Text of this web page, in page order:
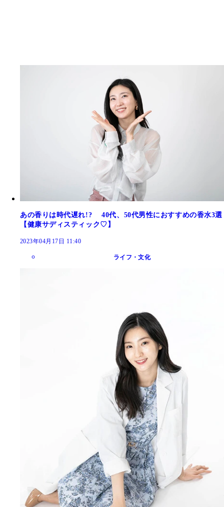
あの香りは時代遅れ!? 40代、50代男性におすすめの香水3選
【健康サディスティック♡】
2023年04月17日 11:40
ライフ・文化